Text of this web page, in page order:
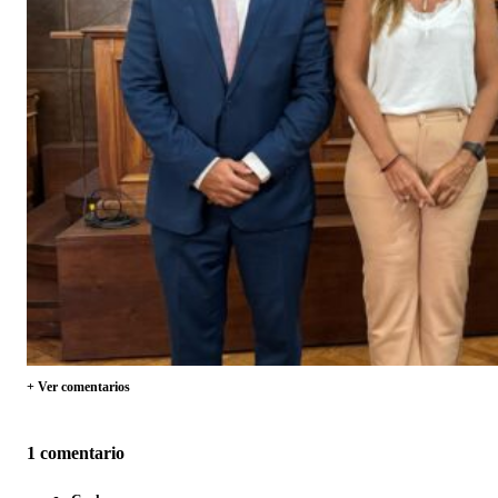
+ Ver comentarios
1 comentario